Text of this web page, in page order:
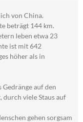
von China.
beträgt 144 km.
leben etwa 23
ist mit 642
höher als in
auf den
durch viele Staus auf
gehen sorgsam